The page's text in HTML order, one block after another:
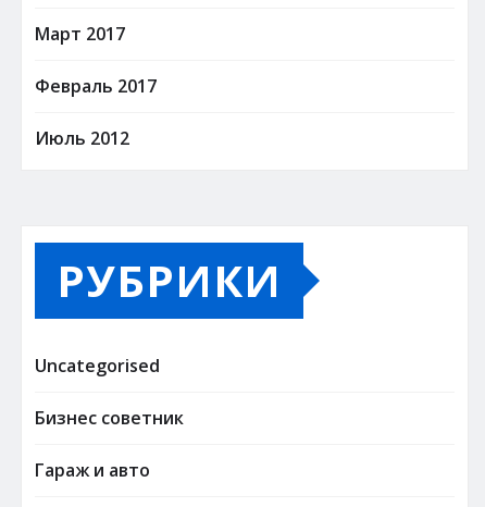
Март 2017
Февраль 2017
Июль 2012
РУБРИКИ
Uncategorised
Бизнес советник
Гараж и авто